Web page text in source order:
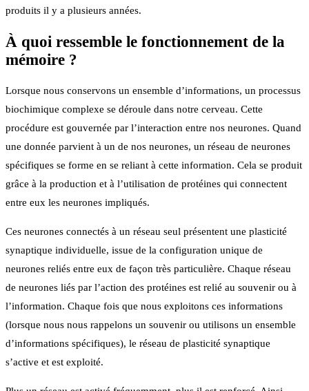
produits il y a plusieurs années.
À quoi ressemble le fonctionnement de la
mémoire ?
Lorsque nous conservons un ensemble d’informations, un processus
biochimique complexe se déroule dans notre cerveau. Cette
procédure est gouvernée par l’interaction entre nos neurones. Quand
une donnée parvient à un de nos neurones, un réseau de neurones
spécifiques se forme en se reliant à cette information. Cela se produit
grâce à la production et à l’utilisation de protéines qui connectent
entre eux les neurones impliqués.
Ces neurones connectés à un réseau seul présentent une plasticité
synaptique individuelle, issue de la configuration unique de
neurones reliés entre eux de façon très particulière. Chaque réseau
de neurones liés par l’action des protéines est relié au souvenir ou à
l’information. Chaque fois que nous exploitons ces informations
(lorsque nous nous rappelons un souvenir ou utilisons un ensemble
d’informations spécifiques), le réseau de plasticité synaptique
s’active et est exploité.